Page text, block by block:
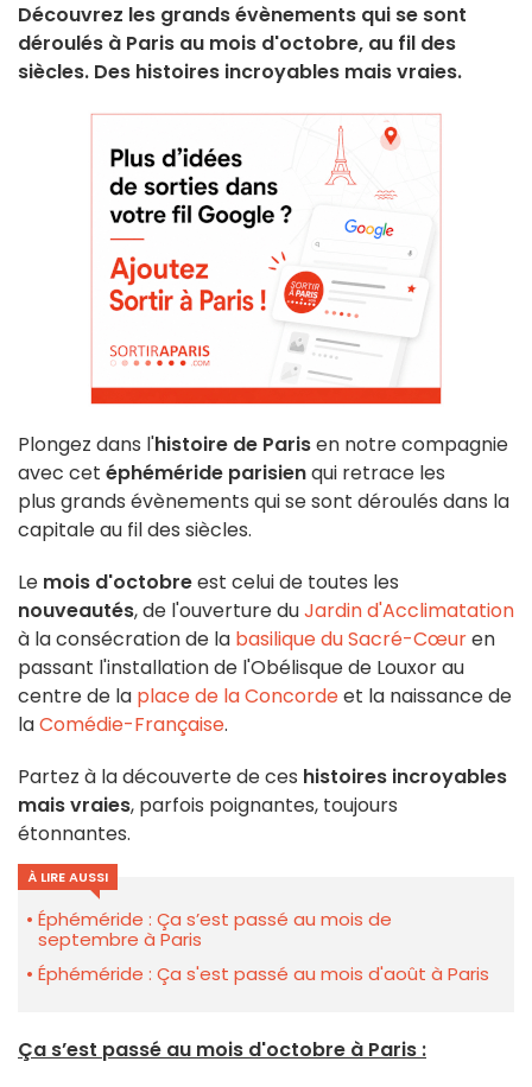
Découvrez les grands évènements qui se sont
déroulés à Paris au mois d'octobre, au fil des
siècles. Des histoires incroyables mais vraies.
Plongez dans l'histoire de Parisen notre compagnie
avec cet éphéméride parisienqui retrace les
plus grands évènements qui se sont déroulés dans la
capitale au fil des siècles.
Le mois d'octobreest celui de toutes les
nouveautés, de l'ouverture duJardin d'Acclimatation
à la consécration de la basilique du Sacré-Cœuren
passant l'installation de l'Obélisque de Louxor au
centre de la place de la Concordeet la naissance de
laComédie-Française.
Partez à la découverte de ces histoires incroyables
mais vraies, parfois poignantes, toujours
étonnantes.
À LIRE AUSSI
Éphéméride : Ça s’est passé au mois de
septembre à Paris
Éphéméride : Ça s'est passé au mois d'août à Paris
Ça s’est passé au mois d'octobre à Paris :